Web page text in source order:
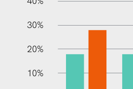
30%
20%
10%